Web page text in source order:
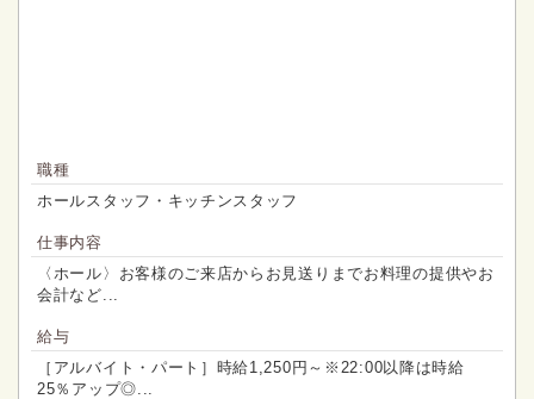
職種
ホールスタッフ・キッチンスタッフ
仕事内容
〈ホール〉お客様のご来店からお見送りまでお料理の提供やお
会計など...
給与
［アルバイト・パート］時給1,250円～※22:00以降は時給
25％アップ◎...